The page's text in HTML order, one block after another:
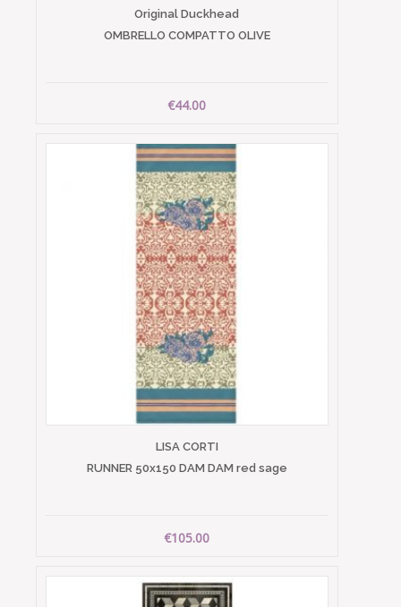
Original Duckhead
OMBRELLO COMPATTO OLIVE
€44.00
LISA CORTI
RUNNER 50x150 DAM DAM red sage
€105.00